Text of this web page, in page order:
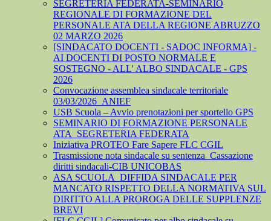
SEGRETERIA FEDERATA-SEMINARIO
REGIONALE DI FORMAZIONE DEL
PERSONALE ATA DELLA REGIONE ABRUZZO
02 MARZO 2026
[SINDACATO DOCENTI - SADOC INFORMA] -
AI DOCENTI DI POSTO NORMALE E
SOSTEGNO - ALL' ALBO SINDACALE - GPS
2026
Convocazione assemblea sindacale territoriale
03/03/2026_ANIEF
USB Scuola – Avvio prenotazioni per sportello GPS
SEMINARIO DI FORMAZIONE PERSONALE
ATA_SEGRETERIA FEDERATA
Iniziativa PROTEO Fare Sapere FLC CGIL
Trasmissione nota sindacale su sentenza_Cassazione
diritti sindacali-CIB UNICOBAS
ASA SCUOLA_DIFFIDA SINDACALE PER
MANCATO RISPETTO DELLA NORMATIVA SUL
DIRITTO ALLA PROROGA DELLE SUPPLENZE
BREVI